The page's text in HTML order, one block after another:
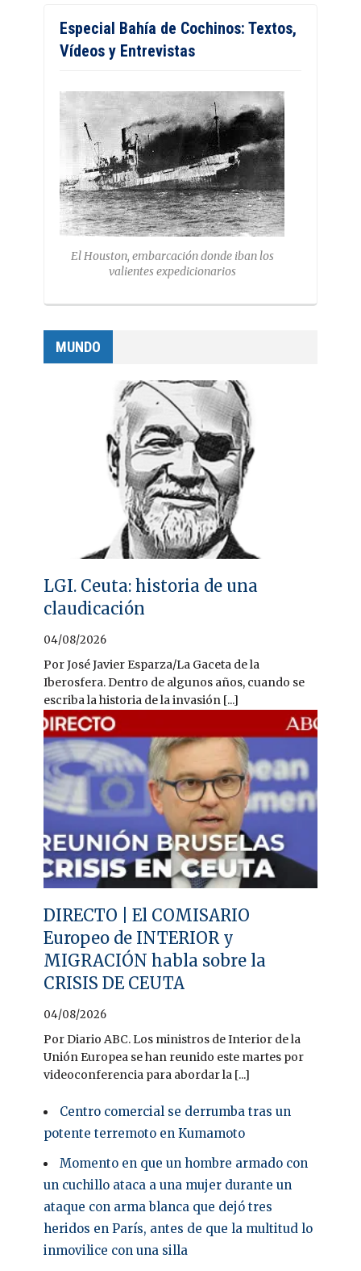
Especial Bahía de Cochinos: Textos,
Vídeos y Entrevistas
El Houston, embarcación donde iban los
valientes expedicionarios
MUNDO
LGI. Ceuta: historia de una
claudicación
04/08/2026
Por José Javier Esparza/La Gaceta de la
Iberosfera. Dentro de algunos años, cuando se
escriba la historia de la invasión [...]
DIRECTO | El COMISARIO
Europeo de INTERIOR y
MIGRACIÓN habla sobre la
CRISIS DE CEUTA
04/08/2026
Por Diario ABC. Los ministros de Interior de la
Unión Europea se han reunido este martes por
videoconferencia para abordar la [...]
Centro comercial se derrumba tras un
potente terremoto en Kumamoto
Momento en que un hombre armado con
un cuchillo ataca a una mujer durante un
ataque con arma blanca que dejó tres
heridos en París, antes de que la multitud lo
inmovilice con una silla